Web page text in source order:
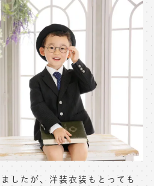
したが、洋装衣装もとっても